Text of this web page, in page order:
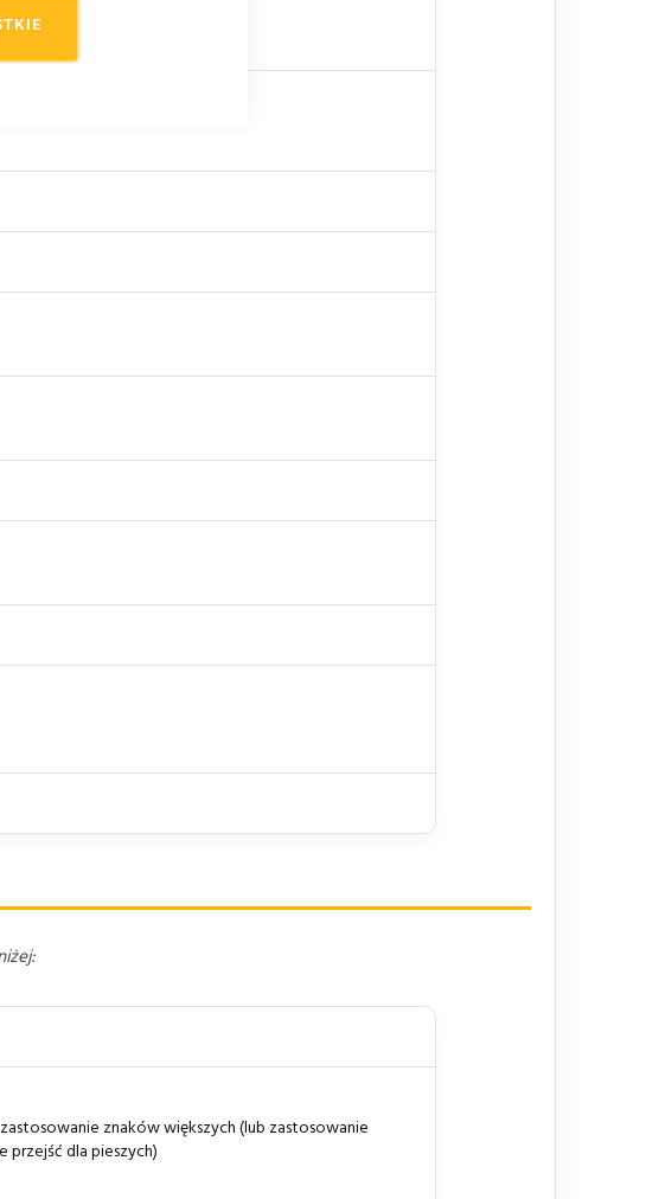
znaków większych (lub zastosowanie
dla pieszych)